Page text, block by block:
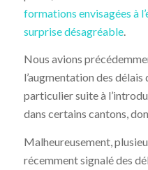
formations envisagées à
surprise désagréable.
Nous avions
l’augmentation des délais
particulier suite à
dans certains cantons,
Malheureusement,
récemment signalé des